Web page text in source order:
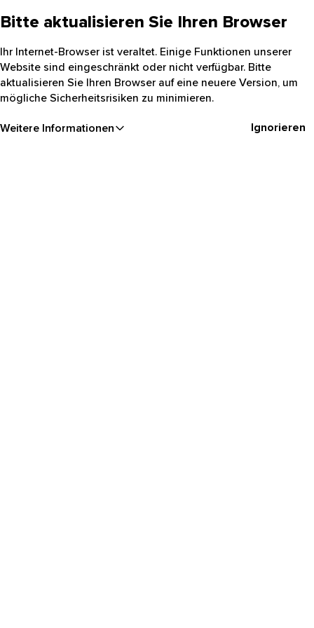
Bitte aktualisieren Sie Ihren Browser
Ihr Internet-Browser ist veraltet. Einige Funktionen unserer
Website sind eingeschränkt oder nicht verfügbar. Bitte
aktualisieren Sie Ihren Browser auf eine neuere Version, um
mögliche Sicherheitsrisiken zu minimieren.
Weitere Informationen Ignorieren